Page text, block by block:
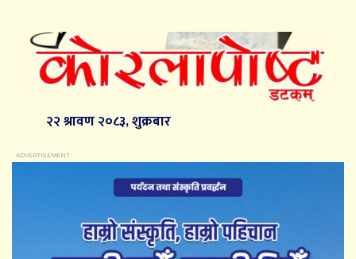
२२ श्रावण २०८३, शुक्रबार